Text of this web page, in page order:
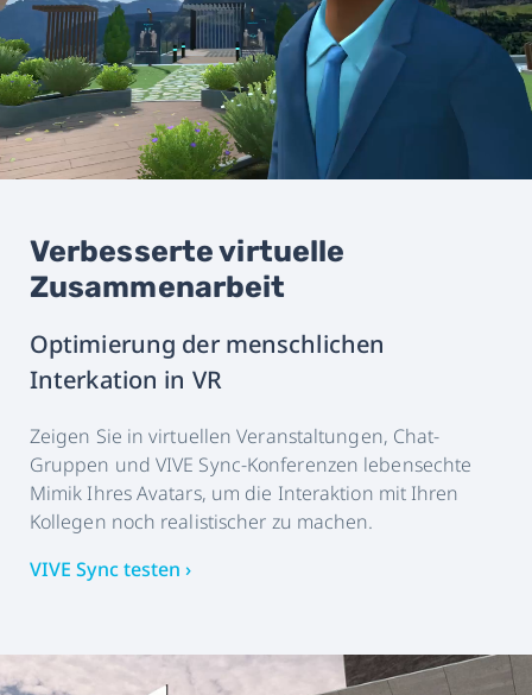
Verbesserte virtuelle
Zusammenarbeit
Optimierung der menschlichen
Interkation in VR
Zeigen Sie in virtuellen Veranstaltungen, Chat-
Gruppen und VIVE Sync-Konferenzen lebensechte
Mimik Ihres Avatars, um die Interaktion mit Ihren
Kollegen noch realistischer zu machen.
VIVE Sync testen ›